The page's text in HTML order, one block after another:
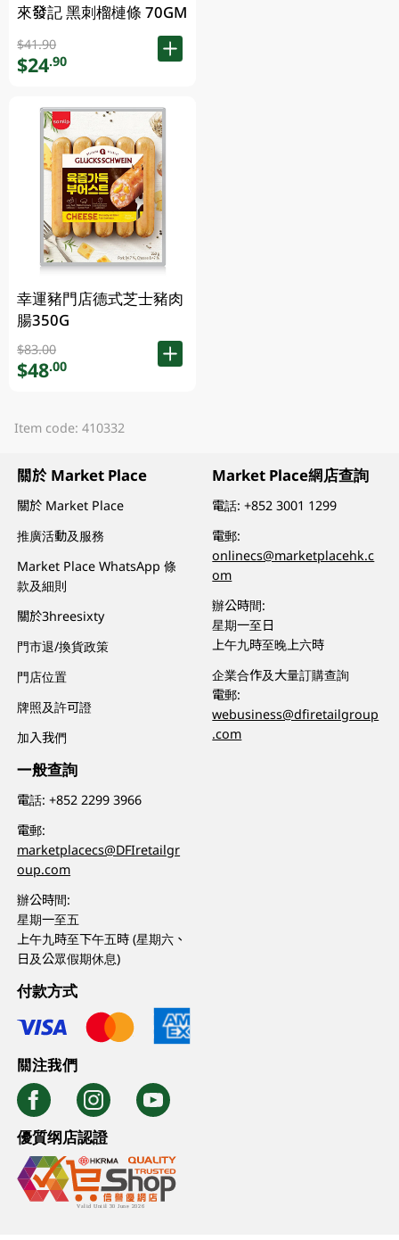
來發記 黑刺榴槤條 70GM
$41.90
$24.90
幸運豬門店德式芝士豬肉
腸350G
$83.00
$48.00
Item code: 410332
關於 Market Place
關於 Market Place
推廣活動及服務
Market Place WhatsApp 條
款及細則
關於3hreesixty
門市退/換貨政策
門店位置
牌照及許可證
加入我們
一般查詢
電話:+852 2299 3966
電郵:
marketplacecs@DFIretailgr
oup.com
辦公時間:
星期一至五
上午九時至下午五時 (星期六、
日及公眾假期休息)
Market Place網店查詢
電話:+852 3001 1299
電郵:
onlinecs@marketplacehk.c
om
辦公時間:
星期一至日
上午九時至晚上六時
企業合作及大量訂購查詢
電郵:
webusiness@dfiretailgroup
.com
付款方式
關注我們
優質纲店認證